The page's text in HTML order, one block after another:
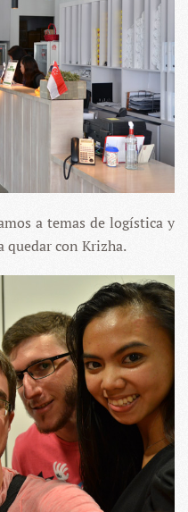
a temas de logística y
quedar con Krizha.